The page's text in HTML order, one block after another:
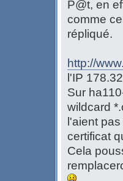
P@t, en
comme
répliqué.
http://
l'IP
Sur
wildcard
l'aient
certificat
Cela